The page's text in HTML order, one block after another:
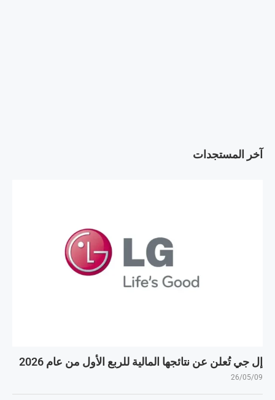
آخر المستجدات
إل جي تُعلن عن نتائجها المالية للربع الأول من عام 2026
26/05/09